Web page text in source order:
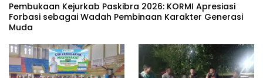
‎Pembukaan Kejurkab Paskibra 2026: KORMI Apresiasi
Forbasi sebagai Wadah Pembinaan Karakter Generasi
Muda